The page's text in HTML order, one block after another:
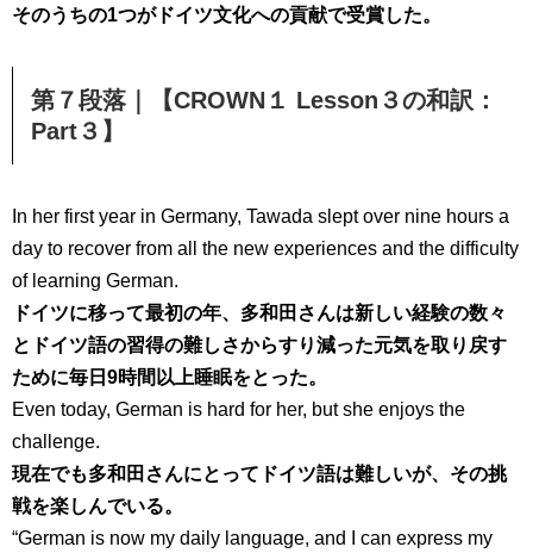
そのうちの1つがドイツ文化への貢献で受賞した。
第７段落｜【CROWN１ Lesson３の和訳：
Part３】
In her first year in Germany, Tawada slept over nine hours a
day to recover from all the new experiences and the difficulty
of learning German.
ドイツに移って最初の年、多和田さんは新しい経験の数々
とドイツ語の習得の難しさからすり減った元気を取り戻す
ために毎日9時間以上睡眠をとった。
Even today, German is hard for her, but she enjoys the
challenge.
現在でも多和田さんにとってドイツ語は難しいが、その挑
戦を楽しんでいる。
“German is now my daily language, and I can express my